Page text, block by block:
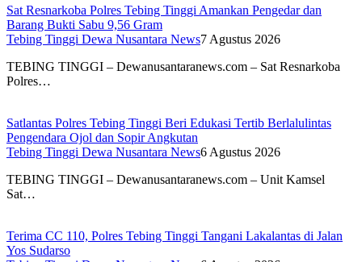
Sat Resnarkoba Polres Tebing Tinggi Amankan Pengedar dan
Barang Bukti Sabu 9,56 Gram
Tebing Tinggi Dewa Nusantara News7 Agustus 2026
TEBING TINGGI – Dewanusantaranews.com – Sat Resnarkoba
Polres…
Satlantas Polres Tebing Tinggi Beri Edukasi Tertib Berlalulintas
Pengendara Ojol dan Sopir Angkutan
Tebing Tinggi Dewa Nusantara News6 Agustus 2026
TEBING TINGGI – Dewanusantaranews.com – Unit Kamsel
Sat…
Terima CC 110, Polres Tebing Tinggi Tangani Lakalantas di Jalan
Yos Sudarso